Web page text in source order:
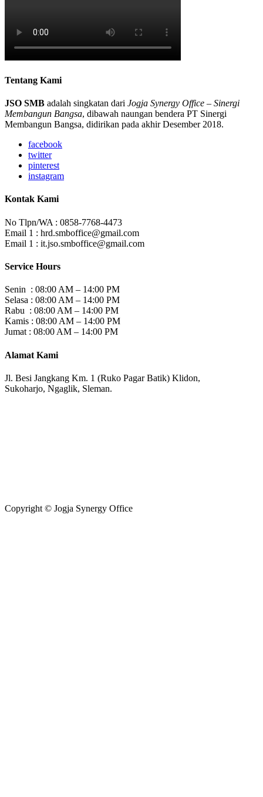
Tentang Kami
JSO SMB adalah singkatan dari Jogja Synergy Office – Sinergi
Membangun Bangsa, dibawah naungan bendera PT Sinergi
Membangun Bangsa, didirikan pada akhir Desember 2018.
facebook
twitter
pinterest
instagram
Kontak Kami
No Tlpn/WA : 0858-7768-4473
Email 1 : hrd.smboffice@gmail.com
Email 1 : it.jso.smboffice@gmail.com
Service Hours
Senin : 08:00 AM – 14:00 PM
Selasa : 08:00 AM – 14:00 PM
Rabu : 08:00 AM – 14:00 PM
Kamis : 08:00 AM – 14:00 PM
Jumat : 08:00 AM – 14:00 PM
Alamat Kami
Jl. Besi Jangkang Km. 1 (Ruko Pagar Batik) Klidon,
Sukoharjo, Ngaglik, Sleman.
Copyright © Jogja Synergy Office